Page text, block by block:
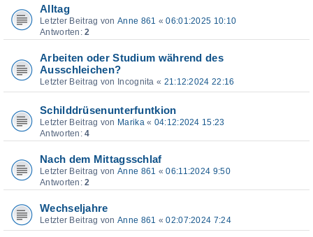
Alltag
Letzter Beitrag von Anne 861 «06:01:2025 10:10
Antworten:2
Arbeiten oder Studium während des
Ausschleichen?
Letzter Beitrag von Incognita « 21:12:2024 22:16
Schilddrüsenunterfuntkion
Letzter Beitrag von Marika« 04:12:2024 15:23
Antworten:4
Nach dem Mittagsschlaf
Letzter Beitrag von Anne 861 «06:11:2024 9:50
Antworten:2
Wechseljahre
Letzter Beitrag von Anne 861 «02:07:2024 7:24